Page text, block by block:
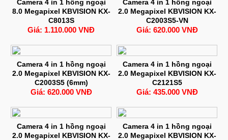
Camera 4 in 1 hồng ngoại
8.0 Megapixel KBVISION KX-
C8013S
Giá: 1.110.000 VNĐ
Camera 4 in 1 hồng ngoại
2.0 Megapixel KBVISION KX-
C2003S5-VN
Giá: 620.000 VNĐ
Camera 4 in 1 hồng ngoại
2.0 Megapixel KBVISION KX-
C2003S5 (6mm)
Giá: 620.000 VNĐ
Camera 4 in 1 hồng ngoại
2.0 Megapixel KBVISION KX-
C2121S5
Giá: 435.000 VNĐ
Camera 4 in 1 hồng ngoại
2.0 Megapixel KBVISION KX-
Camera 4 in 1 hồng ngoại
2.0 Megapixel KBVISION KX-